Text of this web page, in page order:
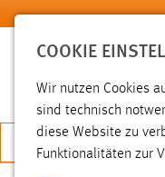
Zum Hauptinhalt springen
COOKIE
Wir nutzen Cookies
sind technisch
diese Website zu
Funktionalitäten zur